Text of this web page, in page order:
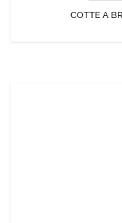
COTTE A
COTTE A
Cotte à bretelles